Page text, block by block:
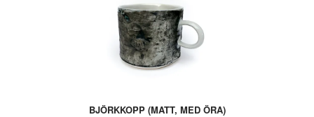
BJÖRKKOPP (MATT, MED ÖRA)